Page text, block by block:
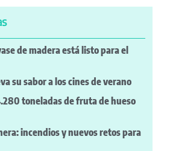
de madera está listo para el
su sabor a los cines de verano
toneladas de fruta de hueso
incendios y nuevos retos para